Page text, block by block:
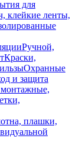
для
клейкие ленты,
Ручной,
Краски,
Охранные
и защита
плашки,